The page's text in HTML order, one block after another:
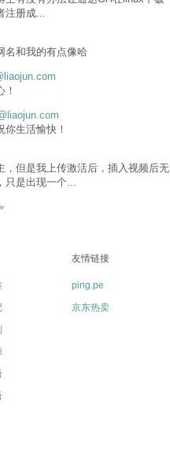
注册成...
名和我的有点像哈
！
你生活愉快！
，但是我上传激活后，插入视频后无
只是出现一个...
友情链接
ping.pe
京东热卖